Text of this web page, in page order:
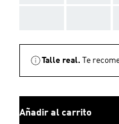
Talle real. Te
Añadir al carrito